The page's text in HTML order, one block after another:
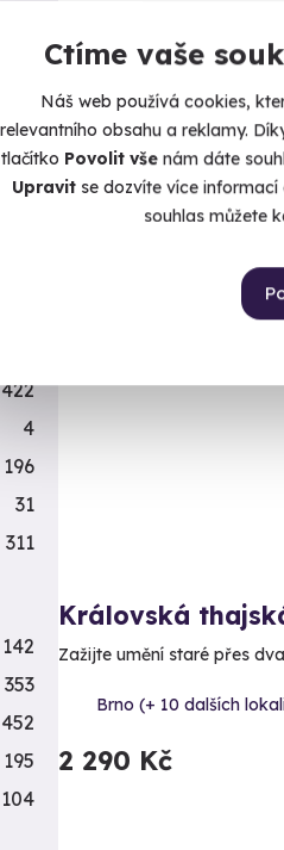
Ctíme vaše
Náš web používá cookies,
relevantního obsahu a reklamy.
tlačítko Povolit vše nám dáte
Upravitse dozvíte více informací
souhlas můžete
Flyboarding
Jen vy, flyboard a 4 metry
Brno (Brněnská
(+ 14 dalších lokalit)
1 590 Kč
Královská
Zažijte umění staré přes
Brno (+ 10 dalších
2 290 Kč
453
378
245
422
4
196
31
311
142
353
452
195
104